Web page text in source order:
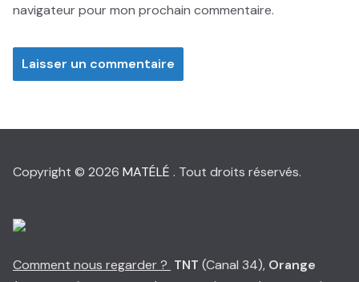
navigateur pour mon prochain commentaire.
Copyright © 2026 MATÉLÉ . Tout droits réservés.
Comment nous regarder ? TNT (Canal 34), Orange